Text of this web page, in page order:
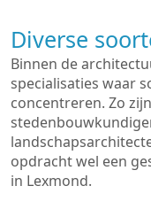
Diverse
Binnen de
specialisaties waar
concentreren. Zo
opdracht wel een
in Lexmond.